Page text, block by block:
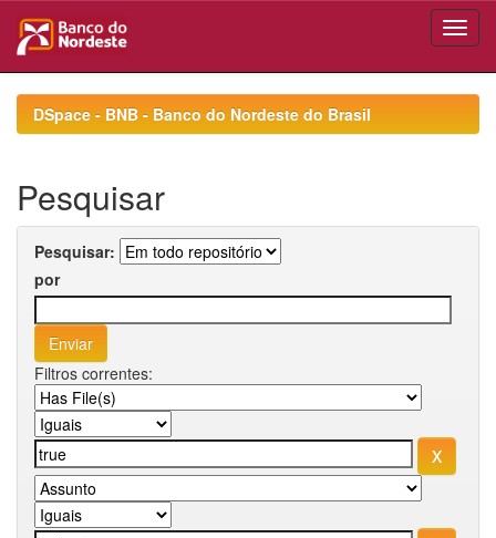
navigationDSpace - BNB - Banco do Nordeste do Brasil
Pesquisar
Pesquisar:
por
Filtros correntes: